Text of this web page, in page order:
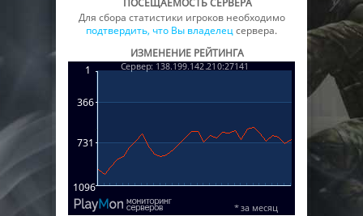
ПОСЕЩАЕМОСТЬ СЕРВЕРА
Для сбора статистики игроков необходимо
подтвердить, что Вы владелецсервера.
ИЗМЕНЕНИЕ РЕЙТИНГА